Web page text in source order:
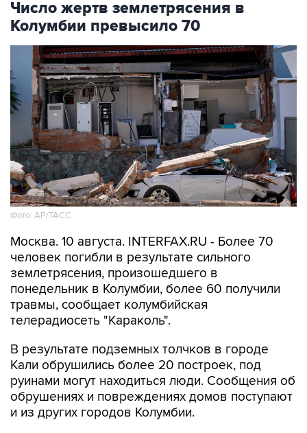
Число жертв землетрясения в
Колумбии превысило 70
Фото: АР/ТАСС
Москва. 10 августа. INTERFAX.RU - Более 70
человек погибли в результате сильного
землетрясения, произошедшего в
понедельник в Колумбии, более 60 получили
травмы, сообщает колумбийская
телерадиосеть "Караколь".
В результате подземных толчков в городе
Кали обрушились более 20 построек, под
руинами могут находиться люди. Сообщения об
обрушениях и повреждениях домов поступают
и из других городов Колумбии.